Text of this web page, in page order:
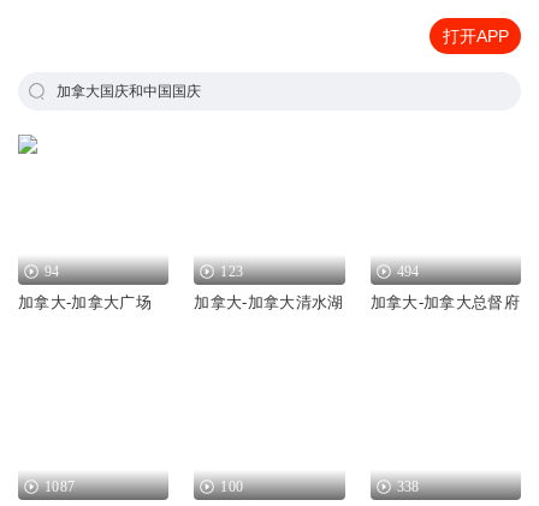
打开APP
加拿大国庆和中国国庆
94
加拿大-加拿大广场
123
加拿大-加拿大清水湖
494
加拿大-加拿大总督府
1087 100 338